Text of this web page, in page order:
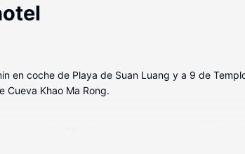
en coche de Playa de Suan Luang y a 9 de
Cueva Khao Ma Rong.
El cuarto de baño está provisto de ducha y